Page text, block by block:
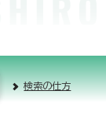
検索の仕方